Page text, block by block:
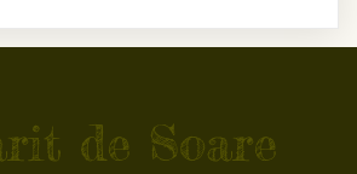
de Soare